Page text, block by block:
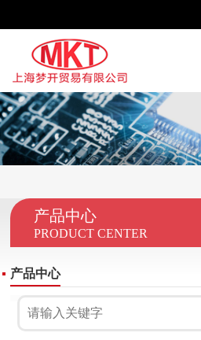
产品中心
PRODUCT CENTER
产品中心